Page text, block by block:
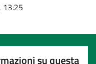
su questa